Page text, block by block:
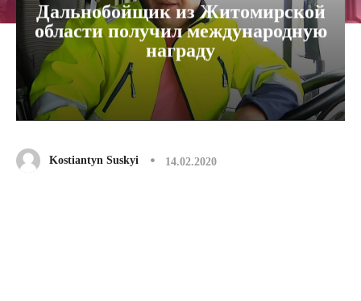
Дальнобойщик из Житомирской
области получил международную
награду
Kostiantyn Suskyi 14.02.2020